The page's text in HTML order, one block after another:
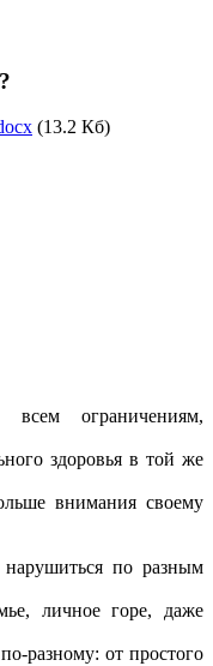
(13.2 Кб)
ограничениям,
здоровья в той же
внимания своему
по разным
личное горе, даже
разному: от простого